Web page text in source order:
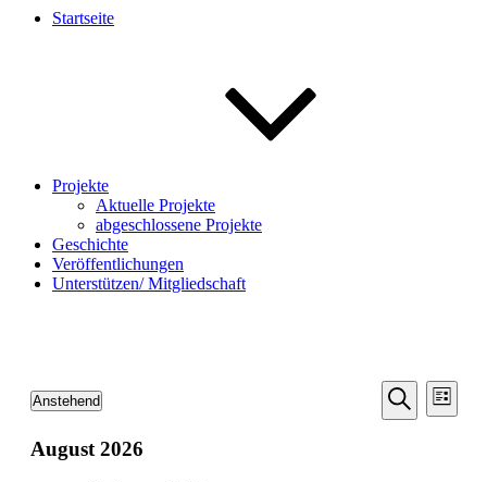
Startseite
Projekte
Aktuelle Projekte
abgeschlossene Projekte
Geschichte
Veröffentlichungen
Unterstützen/ Mitgliedschaft
Veranstaltungen
Suche
Suche
Liste
Anstehend
wählen.
August 2026